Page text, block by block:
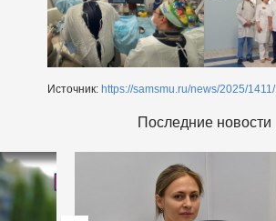
Источник: https://samsmu.ru/news/2025/1411/
Последние новости